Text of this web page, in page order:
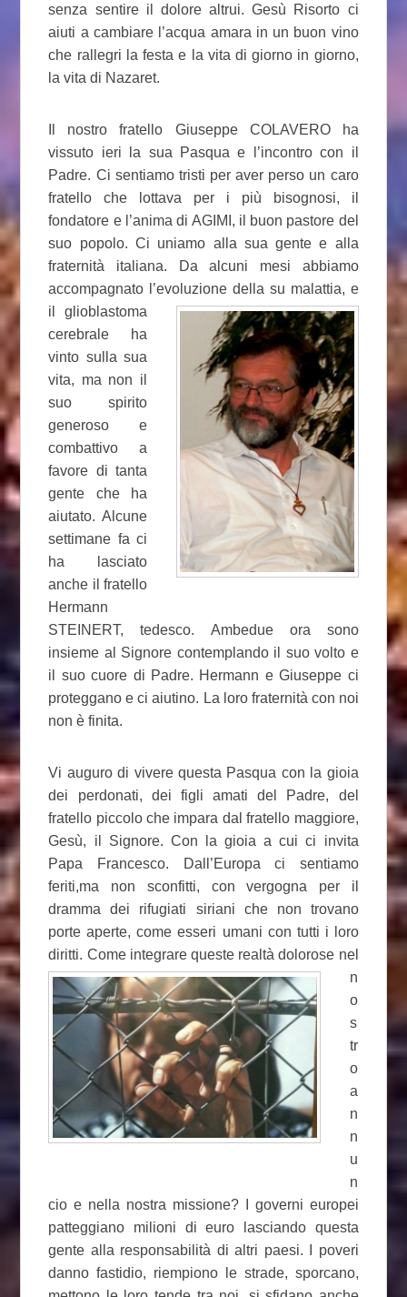
senza sentire il dolore altrui. Gesù Risorto ci
aiuti a cambiare l’acqua amara in un buon vino
che rallegri la festa e la vita di giorno in giorno,
la vita di Nazaret.
Il nostro fratello Giuseppe COLAVERO ha
vissuto ieri la sua Pasqua e l’incontro con il
Padre. Ci sentiamo tristi per aver perso un caro
fratello che lottava per i più bisognosi, il
fondatore e l’anima di AGIMI, il buon pastore del
suo popolo. Ci uniamo alla sua gente e alla
fraternità italiana. Da alcuni mesi abbiamo
accompagnato l’evoluzione della su malattia, e
il glioblastoma
cerebrale ha
vinto sulla sua
vita, ma non il
suo spirito
generoso e
combattivo a
favore di tanta
gente che ha
aiutato. Alcune
settimane fa ci
ha lasciato
anche il fratello
Hermann
STEINERT, tedesco. Ambedue ora sono
insieme al Signore contemplando il suo volto e
il suo cuore di Padre. Hermann e Giuseppe ci
proteggano e ci aiutino. La loro fraternità con noi
non è finita.
Vi auguro di vivere questa Pasqua con la gioia
dei perdonati, dei figli amati del Padre, del
fratello piccolo che impara dal fratello maggiore,
Gesù, il Signore. Con la gioia a cui ci invita
Papa Francesco. Dall’Europa ci sentiamo
feriti,ma non sconfitti, con vergogna per il
dramma dei rifugiati siriani che non trovano
porte aperte, come esseri umani con tutti i loro
diritti. Come integrare queste realtàdolorose nel
n
o
s
tr
o
a
n
n
u
n
cio e nella nostra missione? I governi europei
patteggiano milioni di euro lasciando questa
gente alla responsabilità di altri paesi. I poveri
danno fastidio, riempiono le strade, sporcano,